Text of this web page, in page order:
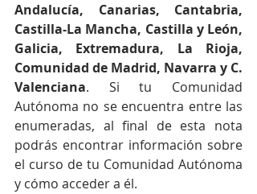
Andalucía, Canarias, Cantabria,
Castilla-La Mancha, Castilla y León,
Galicia, Extremadura, La Rioja,
Comunidad de Madrid, Navarra y C.
Valenciana. Si tu Comunidad
Autónoma no se encuentra entre las
enumeradas, al final de esta nota
podrás encontrar información sobre
el curso de tu Comunidad Autónoma
y cómo acceder a él.